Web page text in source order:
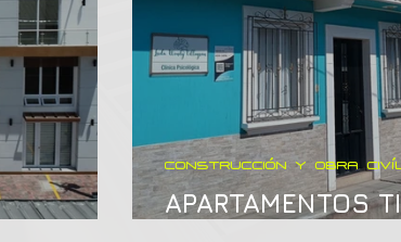
APARTAMENTOS
CONSTRUCCIÓN Y OBRA